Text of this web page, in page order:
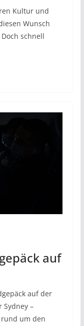
Kultur und
Wunsch
schnell
auf
auf der
Sydney –
um den